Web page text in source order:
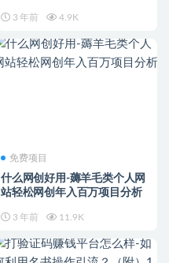
3 年前 4.9K
免费项目
什么网创好用-薅羊毛类个人网
站轻松网创年入百万项目分析
3 年前 11.9K